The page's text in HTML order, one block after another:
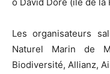
Les organisateurs
Naturel Marin de
Biodiversité, Allianz,